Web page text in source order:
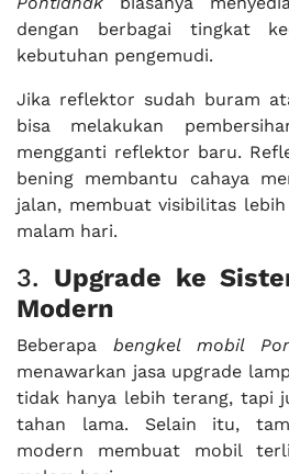
dengan berbagai tingkat
kebutuhan pengemudi.
Jika reflektor sudah buram
bisa melakukan
mengganti reflektor baru.
bening membantu cahaya
jalan, membuat visibilitas
malam hari.
3. Upgrade ke
Modern
Beberapa bengkel mobil
menawarkan jasa upgrade
tidak hanya lebih terang, tapi
tahan lama. Selain itu,
modern membuat mobil